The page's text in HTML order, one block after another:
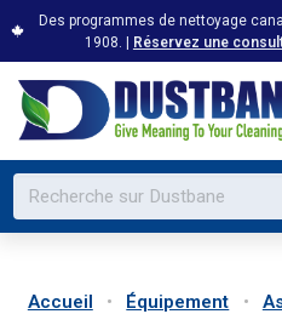
Des programmes de nettoyage
1908. | Réservez une
Accueil Équipement